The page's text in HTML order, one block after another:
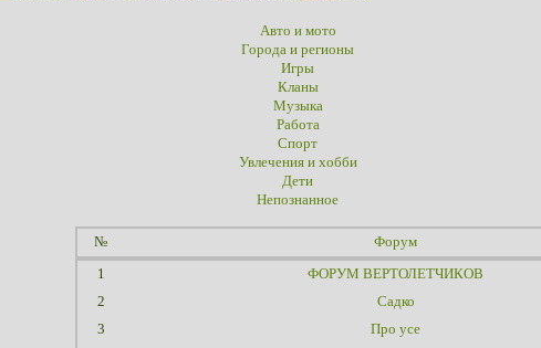
Авто и мото
Города и регионы
Игры
Кланы
Музыка
Работа
Спорт
Увлечения и хобби
Дети
Непознанное
№ Форум
1 ФОРУМ ВЕРТОЛЕТЧИКОВ
2
Садко
3
Про усе